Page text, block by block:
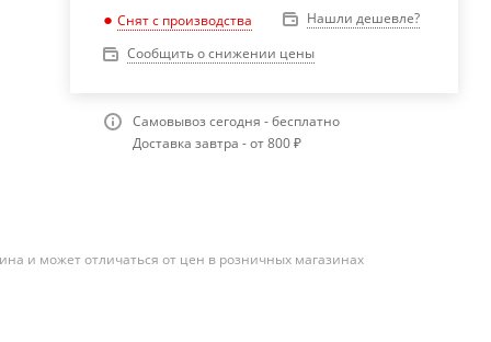
Снят с производства
Нашли дешевле?
Сообщить о снижении цены
Самовывоз сегодня - бесплатно
Доставка завтра - от 800 ₽
и может отличаться от цен в розничных магазинах